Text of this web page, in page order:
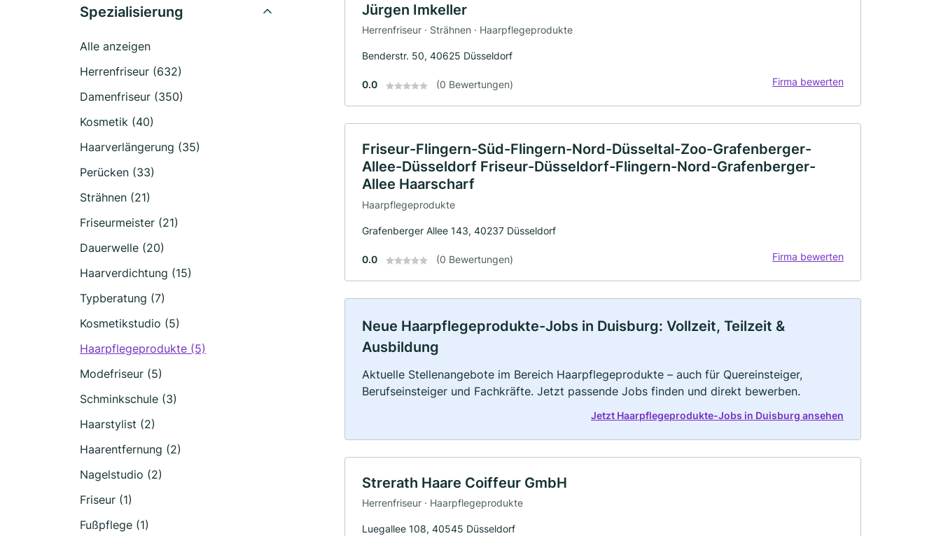
Spezialisierung
Alle anzeigen
Herrenfriseur (632)
Damenfriseur (350)
Kosmetik (40)
Haarverlängerung (35)
Perücken (33)
Strähnen (21)
Friseurmeister (21)
Dauerwelle (20)
Haarverdichtung (15)
Typberatung (7)
Kosmetikstudio (5)
Haarpflegeprodukte (5)
Modefriseur (5)
Schminkschule (3)
Haarstylist (2)
Haarentfernung (2)
Nagelstudio (2)
Friseur (1)
Fußpflege (1)
Jürgen Imkeller
Herrenfriseur · Strähnen · Haarpflegeprodukte
Benderstr. 50, 40625 Düsseldorf
0.0 (0 Bewertungen) Firma bewerten
Friseur-Flingern-Süd-Flingern-Nord-Düsseltal-Zoo-Grafenberger-
Allee-Düsseldorf Friseur-Düsseldorf-Flingern-Nord-Grafenberger-
Allee Haarscharf
Haarpflegeprodukte
Grafenberger Allee 143, 40237 Düsseldorf
0.0 (0 Bewertungen) Firma bewerten
Neue Haarpflegeprodukte-Jobs in Duisburg: Vollzeit, Teilzeit &
Ausbildung
Aktuelle Stellenangebote im Bereich Haarpflegeprodukte – auch für Quereinsteiger,
Berufseinsteiger und Fachkräfte. Jetzt passende Jobs finden und direkt bewerben.
Jetzt Haarpflegeprodukte-Jobs in Duisburg ansehen
Strerath Haare Coiffeur GmbH
Herrenfriseur · Haarpflegeprodukte
Luegallee 108, 40545 Düsseldorf